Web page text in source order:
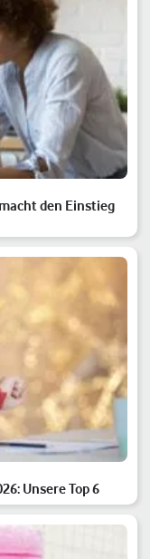
den Einstieg
Unsere Top 6